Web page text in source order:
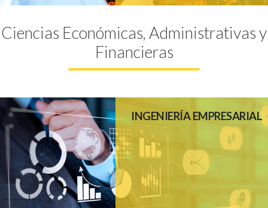
Ciencias Económicas, Administrativas y
Financieras
INGENIERÍA EMPRESARIAL